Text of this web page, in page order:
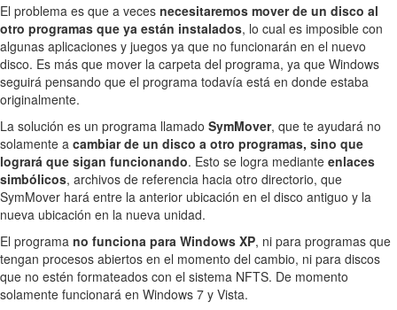
El problema es que a veces necesitaremos mover de un disco al
otro programas que ya están instalados, lo cual es imposible con
algunas aplicaciones y juegos ya que no funcionarán en el nuevo
disco. Es más que mover la carpeta del programa, ya que Windows
seguirá pensando que el programa todavía está en donde estaba
originalmente.
La solución es un programa llamado SymMover, que te ayudará no
solamente a cambiar de un disco a otro programas, sino que
logrará que sigan funcionando. Esto se logra mediante enlaces
simbólicos, archivos de referencia hacia otro directorio, que
SymMover hará entre la anterior ubicación en el disco antiguo y la
nueva ubicación en la nueva unidad.
El programa no funciona para Windows XP, ni para programas que
tengan procesos abiertos en el momento del cambio, ni para discos
que no estén formateados con el sistema NFTS. De momento
solamente funcionará en Windows 7 y Vista.